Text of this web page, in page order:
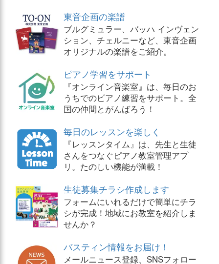
東音企画の楽譜
ブルグミュラー、バッハ インヴェン
ション、チェルニーなど、東音企画
オリジナルの楽譜をご紹介。
ピアノ学習をサポート
『オンライン音楽室』は、毎日のお
うちでのピアノ練習をサポート。全
国の仲間とがんばろう！
毎日のレッスンを楽しく
『レッスンタイム』は、先生と生徒
さんをつなぐピアノ教室管理アプ
リ。たのしい機能が満載！
生徒募集チラシ作成します
フォームにいれるだけで簡単にチラ
シが完成！地域にお教室を紹介しま
せんか？
バスティン情報をお届け！
メールニュース登録、SNSフォロー